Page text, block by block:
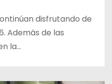
disfrutando de
Además de las
la…